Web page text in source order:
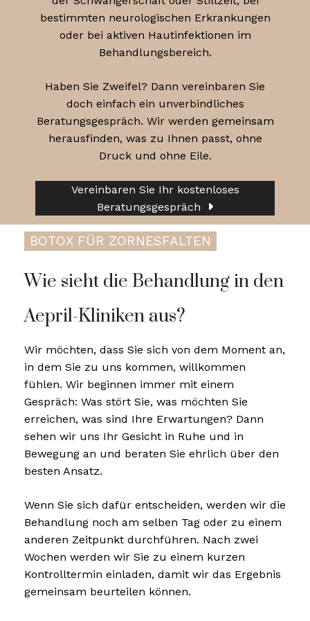
bestimmten neurologischen Erkrankungen
oder bei aktiven Hautinfektionen im
Behandlungsbereich.
Haben Sie Zweifel? Dann vereinbaren Sie
doch einfach ein unverbindliches
Beratungsgespräch. Wir werden gemeinsam
herausfinden, was zu Ihnen passt, ohne
Druck und ohne Eile.
Vereinbaren Sie Ihr kostenloses
Beratungsgespräch
BOTOX FÜR ZORNESFALTEN
Wie sieht die Behandlung in den
Aepril-Kliniken aus?
Wir möchten, dass Sie sich von dem Moment an,
in dem Sie zu uns kommen, willkommen
fühlen. Wir beginnen immer mit einem
Gespräch: Was stört Sie, was möchten Sie
erreichen, was sind Ihre Erwartungen? Dann
sehen wir uns Ihr Gesicht in Ruhe und in
Bewegung an und beraten Sie ehrlich über den
besten Ansatz.
Wenn Sie sich dafür entscheiden, werden wir die
Behandlung noch am selben Tag oder zu einem
anderen Zeitpunkt durchführen. Nach zwei
Wochen werden wir Sie zu einem kurzen
Kontrolltermin einladen, damit wir das Ergebnis
gemeinsam beurteilen können.